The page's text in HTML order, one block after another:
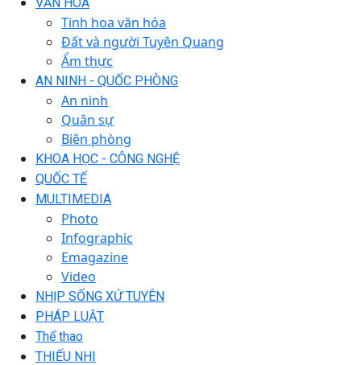
Tinh hoa văn hóa
Đất và người Tuyên Quang
Ẩm thực
AN NINH - QUỐC PHÒNG
An ninh
Quân sự
Biên phòng
KHOA HỌC - CÔNG NGHỆ
QUỐC TẾ
MULTIMEDIA
Photo
Infographic
Emagazine
Video
NHỊP SỐNG XỨ TUYÊN
PHÁP LUẬT
Thể thao
THIẾU NHI